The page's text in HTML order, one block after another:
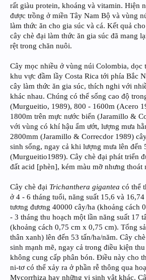
rất giàu protein, khoáng và vitamin. Hiện
được trồng ở miền Tây Nam Bộ và vùng
làm thức ăn cho gia súc và cá. Kết quả
cây chè đại làm thức ăn gia súc đã mang
rệt trong chăn nuôi.
Cây mọc nhiều ở vùng núi Colombia, dọc
khu vực đầm lầy Costa Rica tới phía Bắc
cây làm thức ăn gia súc, thích nghi với
khác nhau. Chúng có thể sống cao độ
(Murgueitio, 1989), 800 - 1600m (Acero
1800m trên mực nước biển (Jaramillo &
với vùng có khí hậu ẩm ướt, lượng mưa
2800mm (Jaramillo & Correcdor 1989)
sinh sống, ngay cả khi lượng mưa lên đến
(Murgueitio1989). Cây chè đại phát triển
đất acid [phèn], kém màu mỡ nhưng thoát
Cây chè đại Trichanthera gigantea có thể
ở 4 - 6 tháng tuổi, năng suất 15,6 và
tương đương 40000 cây/ha (khoảng cách
- 3 tháng thu hoạch một lần năng suất 17
(khoảng cách 0,75 cm x 0,75 cm). Tổng
thân xanh) lên đến 53 tấn/ha/năm. Cây
sinh mạnh mẽ, ngay cả trong điều kiện
không cung cấp phân bón. Điều này cho
ni-tơ có thể xảy ra ở phần rễ thông qua
Mycorrhiza hay những vi sinh vật khác.